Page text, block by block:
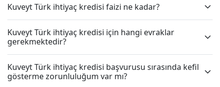
Kuveyt Türk ihtiyaç kredisi faizi ne kadar?
Kuveyt Türk ihtiyaç kredisi için hangi evraklar
gerekmektedir?
Kuveyt Türk ihtiyaç kredisi başvurusu sırasında kefil
gösterme zorunluluğum var mı?